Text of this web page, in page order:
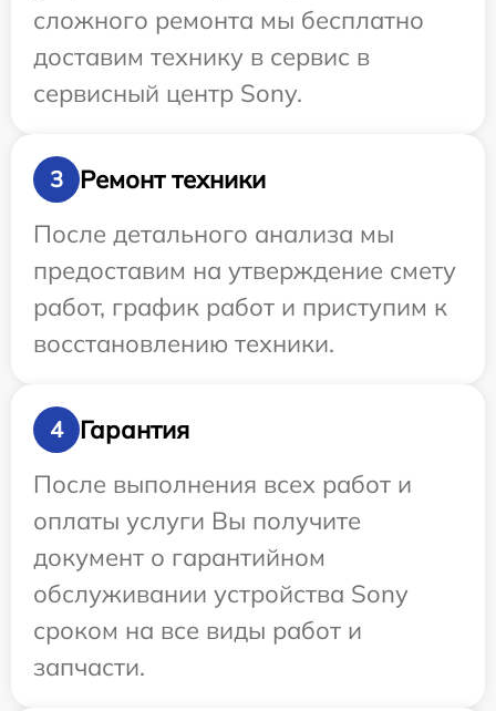
сложного ремонта мы бесплатно
доставим технику в сервис в
сервисный центр Sony.
3
Ремонт техники
После детального анализа мы
предоставим на утверждение смету
работ, график работ и приступим к
восстановлению техники.
4
Гарантия
После выполнения всех работ и
оплаты услуги Вы получите
документ о гарантийном
обслуживании устройства Sony
сроком на все виды работ и
запчасти.